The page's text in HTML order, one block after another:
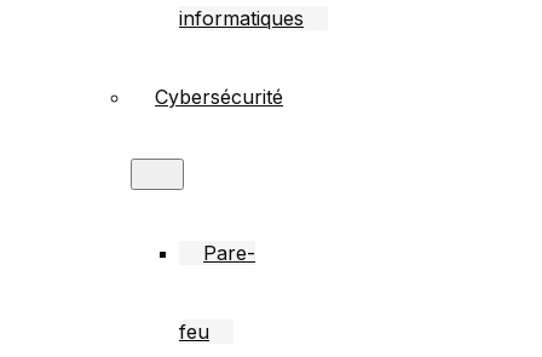
informatiques
Cybersécurité
Pare-
feu